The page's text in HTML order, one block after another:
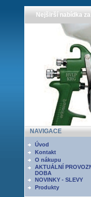
Nejširší nabídka
NAVIGACE
Úvod
Kontakt
O nákupu
AKTUÁLNÍ
DOBA
NOVINKY - SLEVY
Produkty